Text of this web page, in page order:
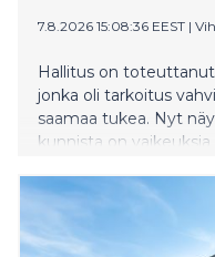
7.8.2026 15:08:36 EEST |
Hallitus on
jonka oli tarkoitus
saamaa tukea. Nyt
kunnista on
lakkautetaan
toimenpiteisiin.